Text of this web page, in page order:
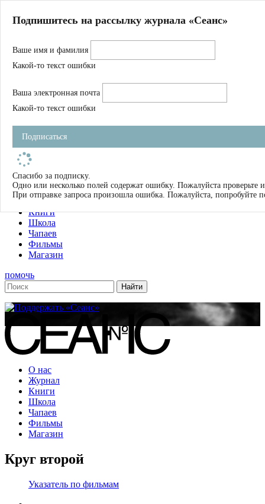
Магазин
Журнал
Школа
Устав
Фильмы
Имена
Тэги
О нас
Журнал
Книги
Школа
Чапаев
Фильмы
Магазин
помочь
О нас
Журнал
Книги
Школа
Чапаев
Фильмы
Магазин
Круг второй
Указатель по фильмам
Подпишитесь на рассылку журнала «Сеанс»
Ваше имя и фамилия
Какой-то текст ошибки
Ваша электронная почта
Какой-то текст ошибки
Подписаться
Спасибо за подписку.
Одно или несколько полей содержат ошибку. Пожалуйста проверьте
При отправке запроса произошла ошибка. Пожалуйста, попробуйте